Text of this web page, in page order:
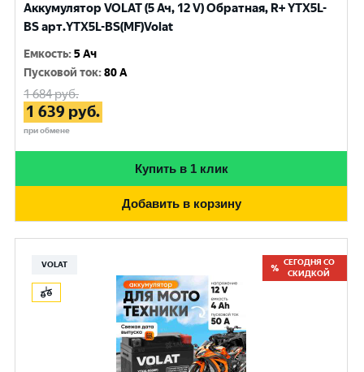
Аккумулятор VOLAT (5 Ач, 12 V) Обратная, R+ YTX5L-
BS арт.YTX5L-BS(MF)Volat
Емкость:5 Ач
Пусковой ток:80 A
1 684руб.
1 639 руб.
при обмене
Купить в 1 клик
Добавить в корзину
VOLAT
СЕГОДНЯ СО
СКИДКОЙ